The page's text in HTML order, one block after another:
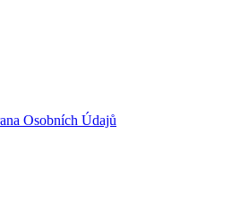
Osobních Údajů